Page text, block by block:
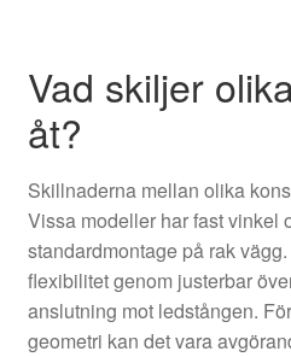
Vad skiljer
åt?
Skillnaderna mellan olika
Vissa modeller har fast vinkel
standardmontage på rak
flexibilitet genom justerbar
anslutning mot ledstången.
geometri kan det vara